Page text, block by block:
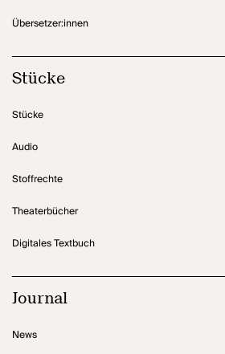
Übersetzer:innen
Stücke
Stücke
Audio
Stoffrechte
Theaterbücher
Digitales Textbuch
Journal
News